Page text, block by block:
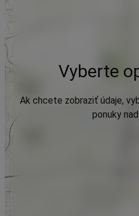
Vyberte
Ak chcete zobraziť údaje,
ponuky